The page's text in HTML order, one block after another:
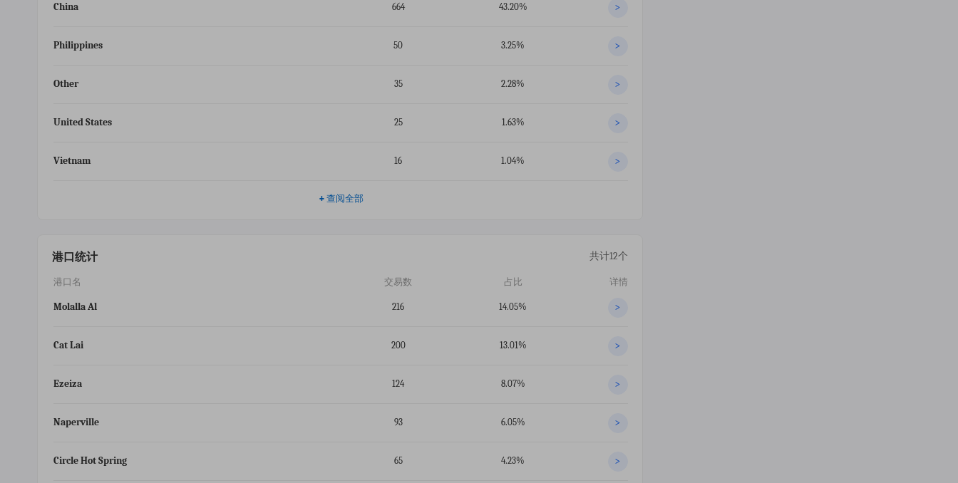
China 664 43.20% >
Philippines 50 3.25% >
Other 35 2.28% >
United States 25 1.63% >
Vietnam 16 1.04% >
+ 查阅全部
港口统计 共计12个
港口名 交易数 占比 详情
Molalla Al 216 14.05% >
Cat Lai 200 13.01% >
Ezeiza 124 8.07% >
Naperville 93 6.05% >
Circle Hot Spring 65 4.23% >